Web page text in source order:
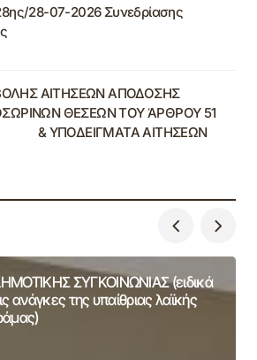
28-07-2026 Συνεδρίασης
ΑΙΤΗΣΕΩΝ ΑΠΟΔΟΣΗΣ
ΘΕΣΕΩΝ ΤΟΥ ΆΡΘΡΟΥ 51
& ΥΠΟΔΕΙΓΜΑΤΑ ΑΙΤΗΣΕΩΝ
ΣΥΓΚΟΙΝΩΝΙΑΣ (ειδικά
ανάγκες της υπαίθριας λαϊκής